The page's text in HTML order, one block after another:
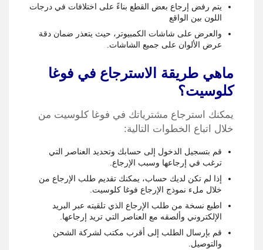
يتم رفض إرجاع بعض القطع بناءً على اختلافات في درجات
اللون بين الواقع
والعرض على شاشات الكمبيوتر، حيث يتعذر ضمان دقة
عرض الألوان على جميع الشاشات.
ماهي طريقة الاسترجاع في فوغا
كلوسيت؟
يمكنك استرجاع مشترياتك في فوغا كلوسيت من
خلال اتباع الخطوات التالية:
قم بتسجيل الدخول إلى حسابك وتحديد العناصر التي
ترغب في إرجاعها وسبب الإرجاع.
إذا لم تكن لديك حساب، يمكنك تقديم طلب الإرجاع من
خلال ملء نموذج الإرجاع فوغا كلوسيت.
اطبع نسخة من طلب الإرجاع الذي تلقيته عبر البريد
الإلكتروني وألصقه مع العناصر التي تريد إرجاعها.
قم بإرسال الطلب إلى أقرب مكتب لشركة الشحن
والتوصيل.